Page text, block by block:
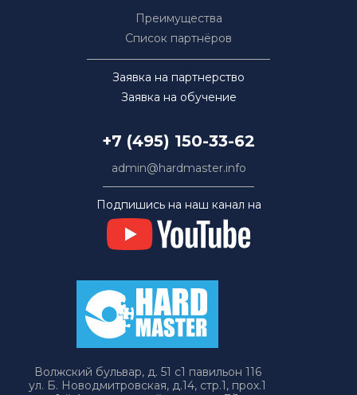
Преимущества
Список партнёров
Заявка на партнерство
Заявка на обучение
+7 (495) 150-33-62
admin@hardmaster.info
Подпишись на наш канал на
Волжский бульвар, д. 51 с1 павильон 116
ул. Б. Новодмитровская, д.14, стр.1, прох.1